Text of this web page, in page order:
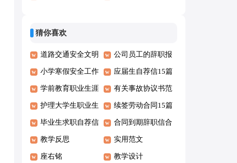
QQ问候语49条
猜你喜欢
道路交通安全文明
承诺书
公司员工的辞职报
告
小学寒假安全工作
自查报告2篇
应届生自荐信15篇
学前教育职业生涯
规划书15篇
有关事故协议书范
文集合5篇
护理大学生职业生
涯规划书范文
续签劳动合同15篇
毕业生求职自荐信
汇编15篇
合同到期辞职信合
集15篇
教学反思 实用范文
座右铭 教学设计